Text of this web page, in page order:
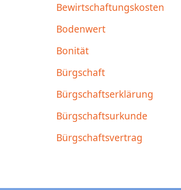
Bewirtschaftungskosten
Bodenwert
Bonität
Bürgschaft
Bürgschaftserklärung
Bürgschaftsurkunde
Bürgschaftsvertrag